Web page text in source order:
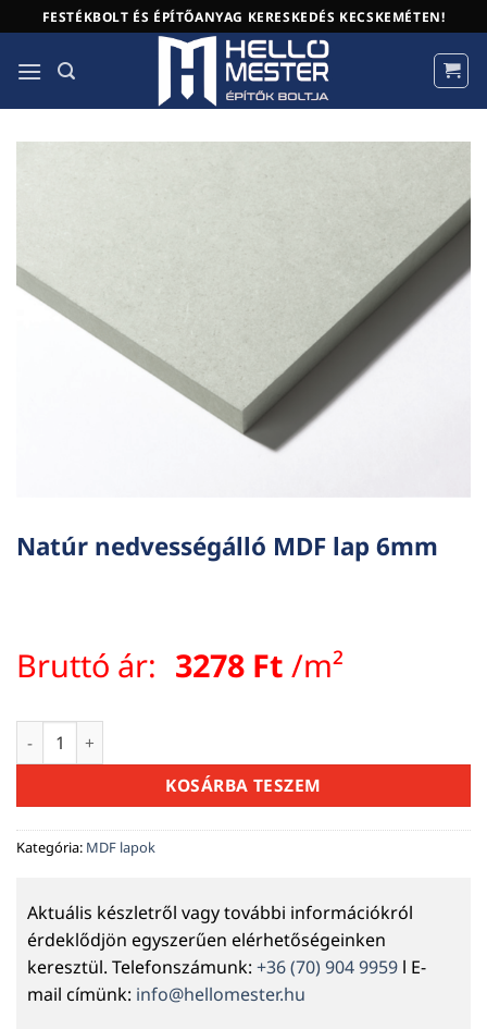
to
content
FESTÉKBOLT ÉS ÉPÍTŐANYAG KERESKEDÉS KECSKEMÉTEN!
Natúr nedvességálló MDF lap 6mm
Bruttó ár: 3278 Ft /m²
Natúr nedvességálló MDF lap 6mm mennyiség
KOSÁRBA TESZEM
Kategória: MDF lapok
Aktuális készletről vagy további információkról
érdeklődjön egyszerűen elérhetőségeinken
keresztül. Telefonszámunk: +36 (70) 904 9959 l E-
mail címünk: info@hellomester.hu